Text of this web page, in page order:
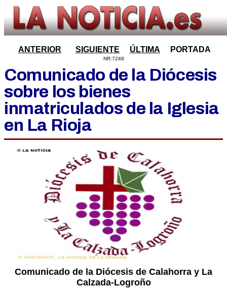
ANTERIOR SIGUIENTE ÚLTIMA PORTADA
NR:7248
Comunicado de la Diócesis
sobre los bienes
inmatriculados de la Iglesia
en La Rioja
Comunicado de la Diócesis de Calahorra y La
Calzada-Logroño